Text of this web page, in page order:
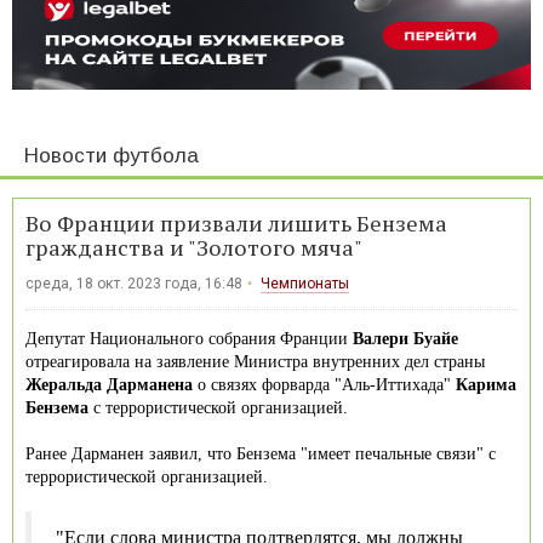
Новости футбола
Во Франции призвали лишить Бензема
гражданства и "Золотого мяча"
среда, 18 окт. 2023 года, 16:48 Чемпионаты
Депутат Национального собрания Франции Валери Буайе
отреагировала на заявление Министра внутренних дел страны
Жеральда Дарманена о связях форварда "Аль-Иттихада" Карима
Бензема с террористической организацией.
Ранее Дарманен заявил, что Бензема "имеет печальные связи" с
террористической организацией.
"Если слова министра подтвердятся, мы должны